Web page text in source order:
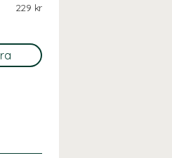
229 kr